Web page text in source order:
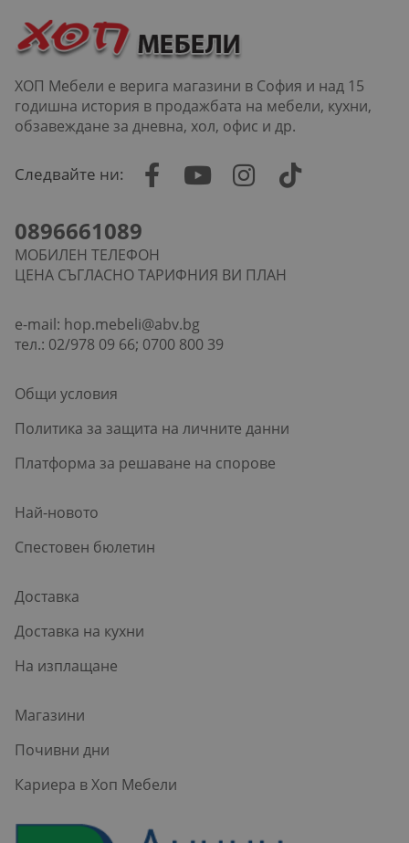
ХОП Мебели е верига магазини в София и над 15
годишна история в продажбата на мебели, кухни,
обзавеждане за дневна, хол, офис и др.
Следвайте ни:
0896661089
МОБИЛЕН ТЕЛЕФОН
ЦЕНА СЪГЛАСНО ТАРИФНИЯ ВИ ПЛАН
e-mail: hop.mebeli@abv.bg
тел.: 02/978 09 66; 0700 800 39
Общи условия
Политика за защита на личните данни
Платформа за решаване на спорове
Най-новото
Спестовен бюлетин
Доставка
Доставка на кухни
На изплащане
Магазини
Почивни дни
Кариера в Хоп Мебели